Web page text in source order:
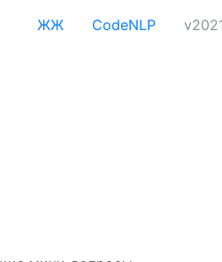
ЖЖ CodeNLP